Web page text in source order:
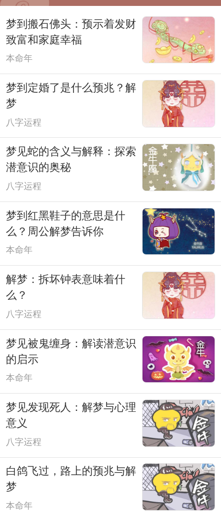
梦到搬石佛头：预示着发财
致富和家庭幸福
本命年
梦到定婚了是什么预兆？解
梦
八字运程
梦见蛇的含义与解释：探索
潜意识的奥秘
八字运程
梦到红黑鞋子的意思是什
么？周公解梦告诉你
本命年
解梦：拆坏钟表意味着什
么？
八字运程
梦见被鬼缠身：解读潜意识
的启示
本命年
梦见发现死人：解梦与心理
意义
八字运程
白鸽飞过，路上的预兆与解
梦
本命年